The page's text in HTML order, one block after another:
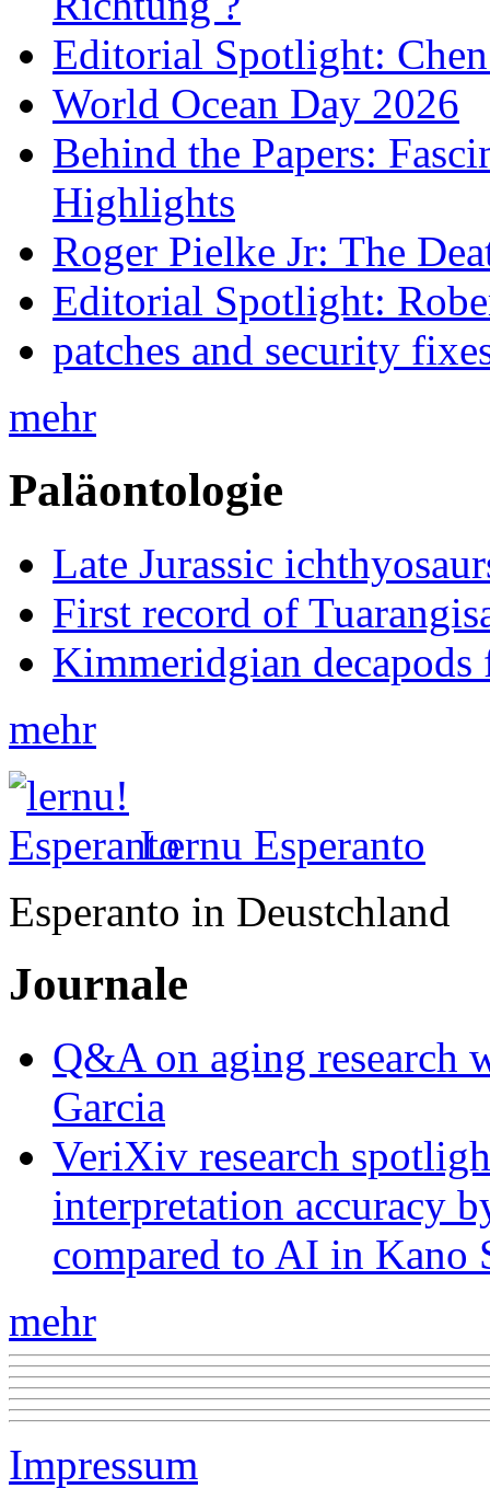
Editorial Spotlight:
World Ocean Day 2026
Behind the Papers:
Highlights
Roger Pielke Jr: The
Editorial Spotlight:
patches and security
mehr
Paläontologie
Late Jurassic
First record of
Kimmeridgian
mehr
Lernu Esperanto
Esperanto in Deustchland
Journale
Q&A on aging research
Garcia
VeriXiv research
interpretation accuracy
compared to AI in Kano
mehr
Impressum